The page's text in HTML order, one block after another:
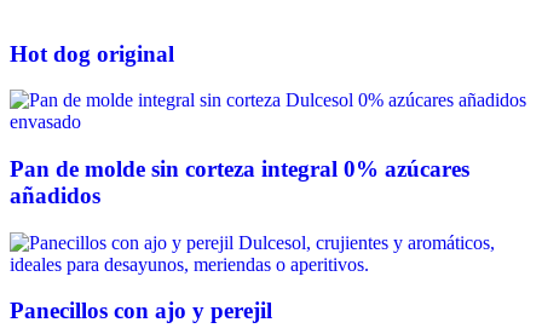
Hot dog original
Pan de molde sin corteza integral 0% azúcares
añadidos
Panecillos con ajo y perejil